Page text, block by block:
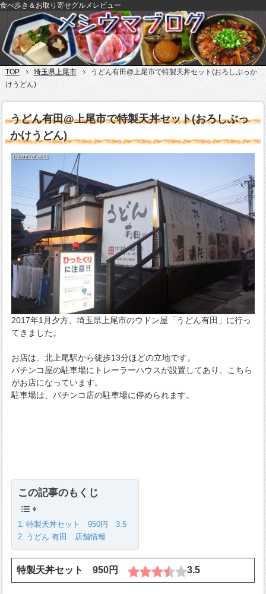
食べ歩き＆お取り寄せグルメレビュー
TOP 埼玉県上尾市
うどん有田@上尾市で特製天丼セット(おろしぶっか
けうどん)
うどん有田@上尾市で特製天丼セット(おろしぶっ
かけうどん)
2017年1月夕方、埼玉県上尾市のウドン屋「うどん有田」に行っ
てきました。
お店は、北上尾駅から徒歩13分ほどの立地です。
パチンコ屋の駐車場にトレーラーハウスが設置してあり、こちら
がお店になっています。
駐車場は、パチンコ店の駐車場に停められます。
この記事のもくじ
特製天丼セット 950円 3.5
うどん 有田 店舗情報
特製天丼セット 950円 3.5